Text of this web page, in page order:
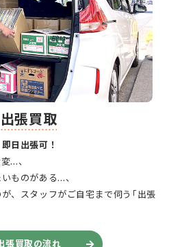
出張買取
日出張可！
…、
ものがある…、
、スタッフがご自宅まで伺う｢出張
張買取の流れ